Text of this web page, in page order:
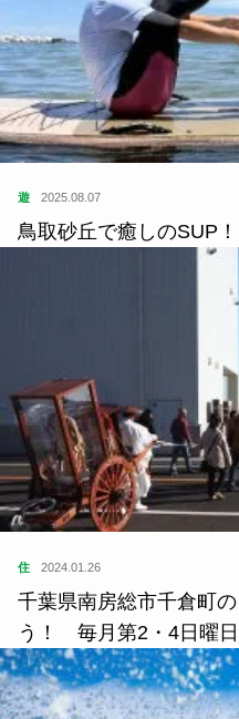
遊 2025.08.07
鳥取砂丘で癒しのSUP！
住 2024.01.26
千葉県南房総市千倉町
う！ 毎月第2・4日曜